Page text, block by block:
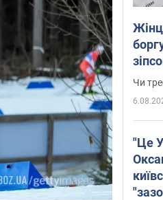
Чи
"Це